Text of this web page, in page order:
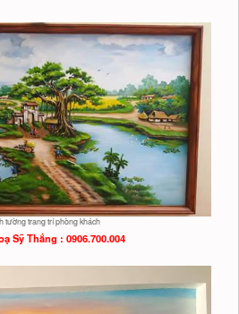
tường trang trí phòng khách
Sỹ Thắng : 0906.700.004